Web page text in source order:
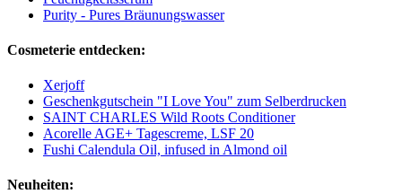
Purity - Pures Bräunungswasser
Cosmeterie entdecken:
Xerjoff
Geschenkgutschein "I Love You" zum Selberdrucken
SAINT CHARLES Wild Roots Conditioner
Acorelle AGE+ Tagescreme, LSF 20
Fushi Calendula Oil, infused in Almond oil
Neuheiten: